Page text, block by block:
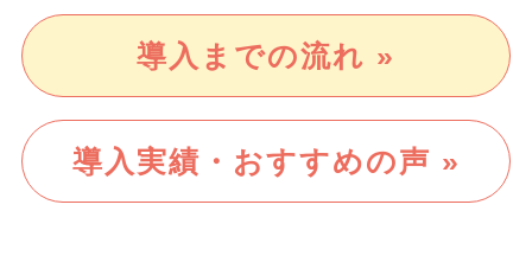
導入までの流れ »
導入実績・おすすめの声 »